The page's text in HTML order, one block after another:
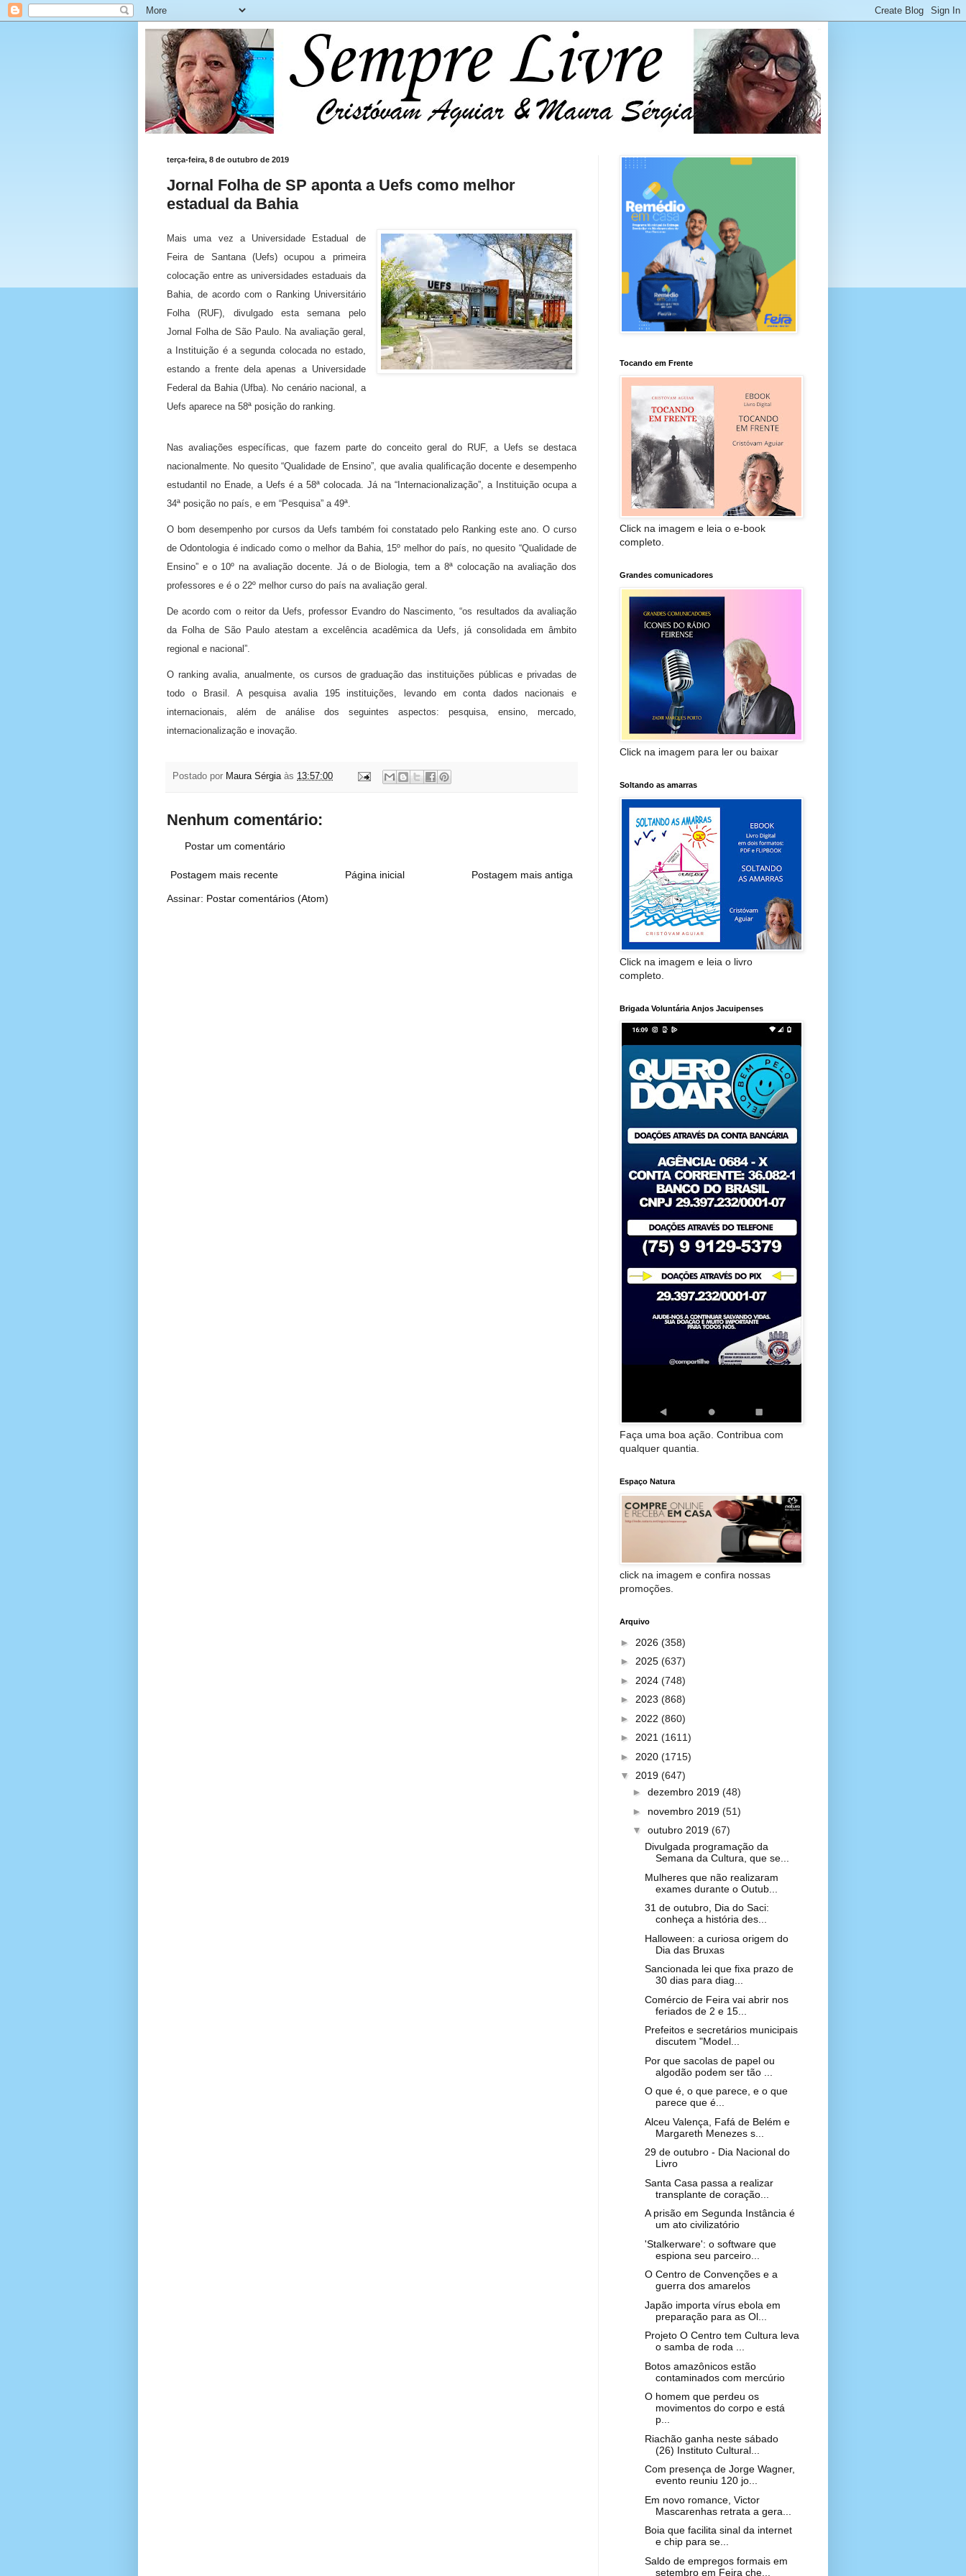
terça-feira, 8 de outubro de 2019
Jornal Folha de SP aponta a Uefs como melhor
estadual da Bahia
Mais uma vez a Universidade Estadual de
Feira de Santana (Uefs) ocupou a primeira
colocação entre as universidades estaduais da
Bahia, de acordo com o Ranking Universitário
Folha (RUF), divulgado esta semana pelo
Jornal Folha de São Paulo. Na avaliação geral,
a Instituição é a segunda colocada no estado,
estando a frente dela apenas a Universidade
Federal da Bahia (Ufba). No cenário nacional, a
Uefs aparece na 58ª posição do ranking.
Nas avaliações específicas, que fazem parte do conceito geral do RUF, a Uefs se destaca
nacionalmente. No quesito “Qualidade de Ensino”, que avalia qualificação docente e desempenho
estudantil no Enade, a Uefs é a 58ª colocada. Já na “Internacionalização”, a Instituição ocupa a
34ª posição no país, e em “Pesquisa” a 49ª.
O bom desempenho por cursos da Uefs também foi constatado pelo Ranking este ano. O curso
de Odontologia é indicado como o melhor da Bahia, 15º melhor do país, no quesito “Qualidade de
Ensino” e o 10º na avaliação docente. Já o de Biologia, tem a 8ª colocação na avaliação dos
professores e é o 22º melhor curso do país na avaliação geral.
De acordo com o reitor da Uefs, professor Evandro do Nascimento, “os resultados da avaliação
da Folha de São Paulo atestam a excelência acadêmica da Uefs, já consolidada em âmbito
regional e nacional”.
O ranking avalia, anualmente, os cursos de graduação das instituições públicas e privadas de
todo o Brasil. A pesquisa avalia 195 instituições, levando em conta dados nacionais e
internacionais, além de análise dos seguintes aspectos: pesquisa, ensino, mercado,
internacionalização e inovação.
Postado por Maura Sérgia às 13:57:00
Nenhum comentário:
Postar um comentário
Postagem mais recente Postagem mais antiga
Página inicial
Assinar: Postar comentários (Atom)
Tocando em Frente
Click na imagem e leia o e-book
completo.
Grandes comunicadores
Click na imagem para ler ou baixar
Soltando as amarras
Click na imagem e leia o livro
completo.
Brigada Voluntária Anjos Jacuipenses
Faça uma boa ação. Contribua com
qualquer quantia.
Espaço Natura
click na imagem e confira nossas
promoções.
Arquivo
► 2026 (358)
► 2025 (637)
► 2024 (748)
► 2023 (868)
► 2022 (860)
► 2021 (1611)
► 2020 (1715)
▼ 2019 (647)
► dezembro 2019 (48)
► novembro 2019 (51)
▼ outubro 2019 (67)
Divulgada programação da
Semana da Cultura, que se...
Mulheres que não realizaram
exames durante o Outub...
31 de outubro, Dia do Saci:
conheça a história des...
Halloween: a curiosa origem do
Dia das Bruxas
Sancionada lei que fixa prazo de
30 dias para diag...
Comércio de Feira vai abrir nos
feriados de 2 e 15...
Prefeitos e secretários municipais
discutem "Model...
Por que sacolas de papel ou
algodão podem ser tão ...
O que é, o que parece, e o que
parece que é...
Alceu Valença, Fafá de Belém e
Margareth Menezes s...
29 de outubro - Dia Nacional do
Livro
Santa Casa passa a realizar
transplante de coração...
A prisão em Segunda Instância é
um ato civilizatório
'Stalkerware': o software que
espiona seu parceiro...
O Centro de Convenções e a
guerra dos amarelos
Japão importa vírus ebola em
preparação para as Ol...
Projeto O Centro tem Cultura leva
o samba de roda ...
Botos amazônicos estão
contaminados com mercúrio
O homem que perdeu os
movimentos do corpo e está
p...
Riachão ganha neste sábado
(26) Instituto Cultural...
Com presença de Jorge Wagner,
evento reuniu 120 jo...
Em novo romance, Victor
Mascarenhas retrata a gera...
Boia que facilita sinal da internet
e chip para se...
Saldo de empregos formais em
setembro em Feira che...